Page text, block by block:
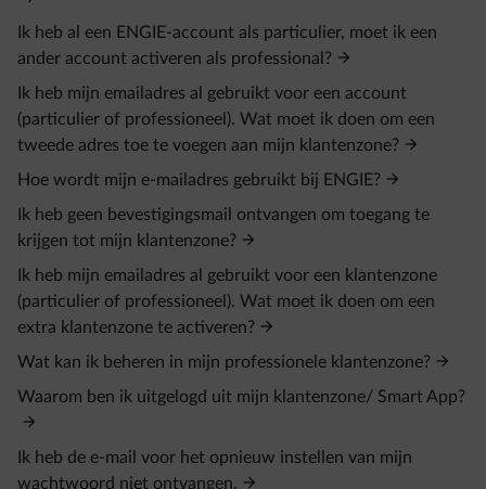
Ik heb al een ENGIE-account als particulier, moet ik een
ander account activeren als professional?
Ik heb mijn emailadres al gebruikt voor een account
(particulier of professioneel). Wat moet ik doen om een
tweede adres toe te voegen aan mijn klantenzone?
Hoe wordt mijn e-mailadres gebruikt bij ENGIE?
Ik heb geen bevestigingsmail ontvangen om toegang te
krijgen tot mijn klantenzone?
Ik heb mijn emailadres al gebruikt voor een klantenzone
(particulier of professioneel). Wat moet ik doen om een
extra klantenzone te activeren?
Wat kan ik beheren in mijn professionele klantenzone?
Waarom ben ik uitgelogd uit mijn klantenzone/ Smart App?
Ik heb de e-mail voor het opnieuw instellen van mijn
wachtwoord niet ontvangen.